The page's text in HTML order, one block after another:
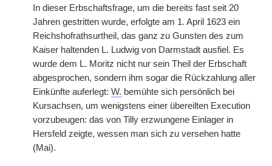
In dieser Erbschaftsfrage, um die bereits fast seit 20
Jahren gestritten wurde, erfolgte am 1. April 1623 ein
Reichshofrathsurtheil, das ganz zu Gunsten des zum
Kaiser haltenden L. Ludwig von Darmstadt ausfiel. Es
wurde dem L. Moritz nicht nur sein Theil der Erbschaft
abgesprochen, sondern ihm sogar die Rückzahlung aller
Einkünfte auferlegt: W. bemühte sich persönlich bei
Kursachsen, um wenigstens einer übereilten Execution
vorzubeugen: das von Tilly erzwungene Einlager in
Hersfeld zeigte, wessen man sich zu versehen hatte
(Mai).